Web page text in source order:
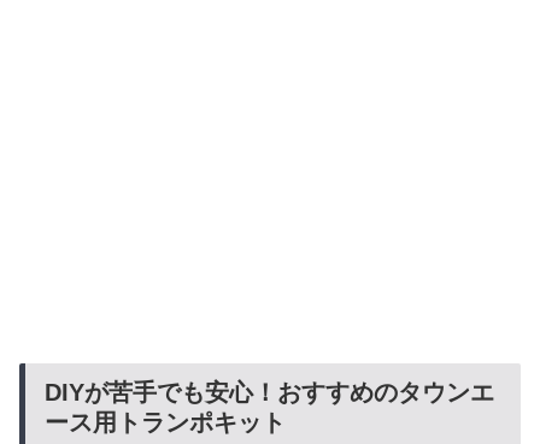
DIYが苦手でも安心！おすすめのタウンエ
ース用トランポキット